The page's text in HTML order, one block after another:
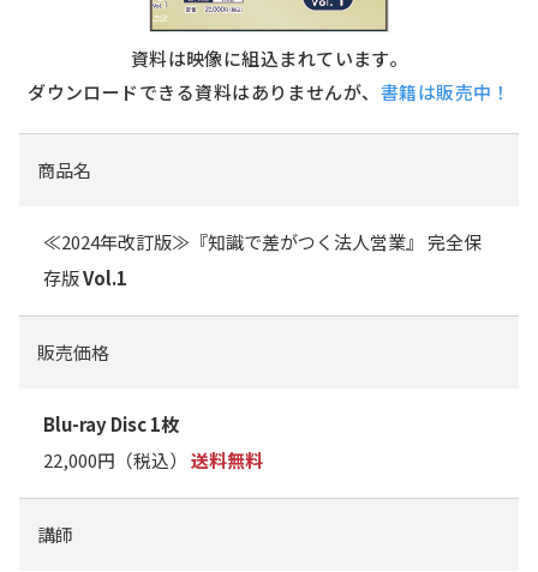
資料は映像に組込まれています。
ダウンロードできる資料はありませんが、 書籍は販売中！
商品名
≪2024年改訂版≫『知識で差がつく法人営業』 完全保
存版Vol.1
販売価格
Blu-ray Disc 1枚
22,000円（税込） 送料無料
講師